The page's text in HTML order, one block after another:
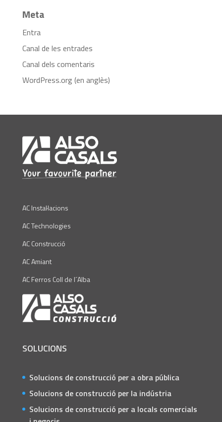
Meta
Entra
Canal de les entrades
Canal dels comentaris
WordPress.org (en anglès)
AC Instal·lacions
AC Technologies
AC Construcció
AC Amiant
AC Ferros Coll de l´Alba
SOLUCIONS
Solucions de construcció per a obra pública
Solucions de construcció per la indústria
Solucions de construcció per a locals comercials